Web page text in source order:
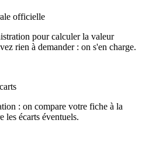
officielle
pour calculer la valeur
rien à demander : on s'en charge.
: on compare votre fiche à la
les écarts éventuels.